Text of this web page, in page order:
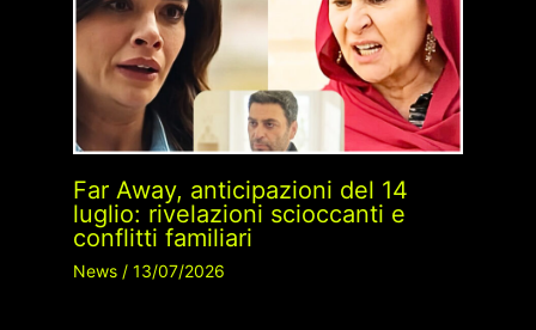
Far Away, anticipazioni del 14
luglio: rivelazioni scioccanti e
conflitti familiari
News/ 13/07/2026